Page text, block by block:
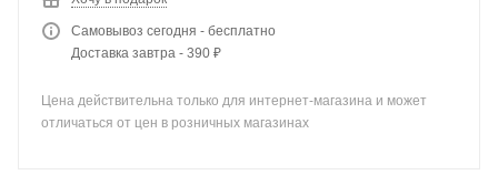
Самовывоз сегодня - бесплатно
Доставка завтра - 390 ₽
Цена действительна только для интернет-магазина и может
отличаться от цен в розничных магазинах